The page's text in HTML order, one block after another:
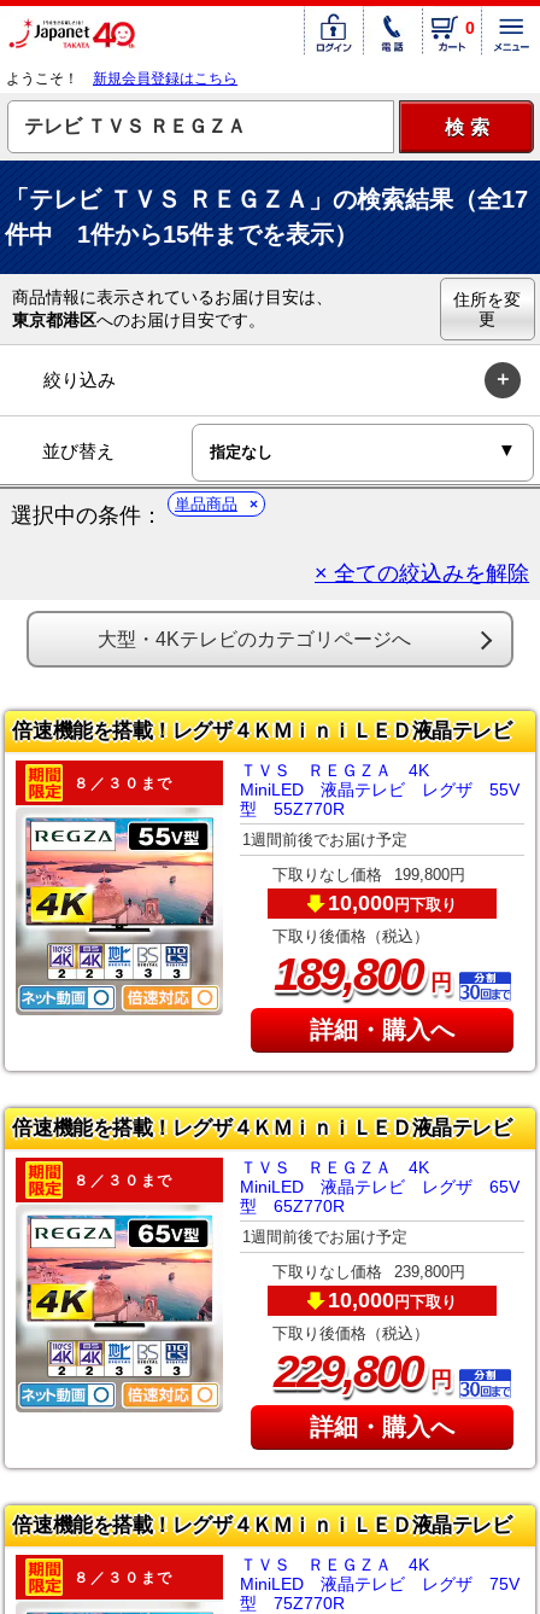
0
ようこそ！ 新規会員登録はこちら
「テレビ ＴＶＳ ＲＥＧＺＡ」の検索結果（全17
件中 1件から15件までを表示）
商品情報に表示されているお届け目安は、
東京都港区へのお届け目安です。
住所を変
更
絞り込み
並び替え
選択中の条件： 単品商品
× 全ての絞込みを解除
大型・4Kテレビのカテゴリページへ
倍速機能を搭載！レグザ４ＫＭｉｎｉＬＥＤ液晶テレビ
８／３０まで
ＴＶＳ ＲＥＧＺＡ 4K
MiniLED 液晶テレビ レグザ 55V
型 55Z770R
1週間前後でお届け予定
下取りなし価格 199,800円
10,000円下取り
下取り後価格（税込）
189,800円
詳細・購入へ
倍速機能を搭載！レグザ４ＫＭｉｎｉＬＥＤ液晶テレビ
８／３０まで
ＴＶＳ ＲＥＧＺＡ 4K
MiniLED 液晶テレビ レグザ 65V
型 65Z770R
1週間前後でお届け予定
下取りなし価格 239,800円
10,000円下取り
下取り後価格（税込）
229,800円
詳細・購入へ
倍速機能を搭載！レグザ４ＫＭｉｎｉＬＥＤ液晶テレビ
８／３０まで
ＴＶＳ ＲＥＧＺＡ 4K
MiniLED 液晶テレビ レグザ 75V
型 75Z770R